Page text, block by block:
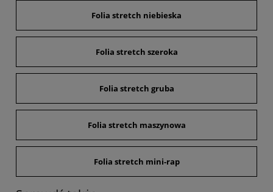
Folia stretch niebieska
Folia stretch szeroka
Folia stretch gruba
Folia stretch maszynowa
Folia stretch mini-rap